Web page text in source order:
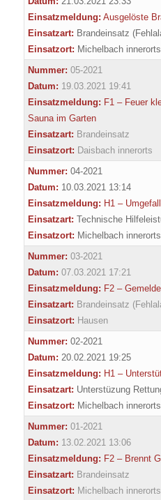
Einsatzmeldung: Ausgelöste
Einsatzart: Brandeinsatz
Einsatzort: Michelbach innerorts
Nummer: 05-2021
Datum: 19.03.2021 19:41
Einsatzmeldung: F1 – Feuer
Sauna im Garten
Einsatzart: Brandeinsatz
Einsatzort: Daisbach innerorts
Nummer: 04-2021
Datum: 10.03.2021 13:14
Einsatzmeldung: H1 –
Einsatzart: Technische
Einsatzort: Michelbach innerorts
Nummer: 03-2021
Datum: 07.03.2021 17:21
Einsatzmeldung: F2 –
Einsatzart: Brandeinsatz
Einsatzort: Hausen
Nummer: 02-2021
Datum: 20.02.2021 19:25
Einsatzmeldung: H1 –
Einsatzart: Unterstüzung
Einsatzort: Michelbach innerorts
Nummer: 01-2021
Datum: 13.02.2021 13:06
Einsatzmeldung: F2 – Brennt
Einsatzart: Brandeinsatz
Einsatzort: Michelbach innerorts